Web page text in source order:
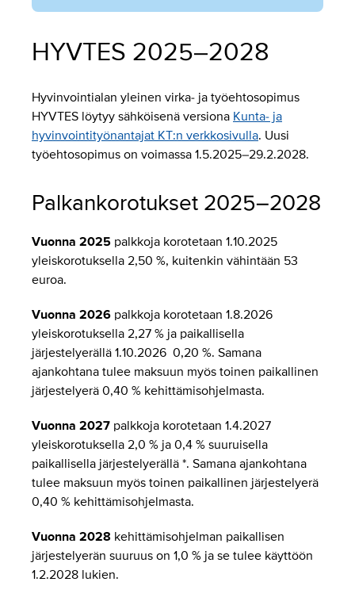
HYVTES 2025–2028
Hyvinvointialan yleinen virka- ja työehtosopimus
HYVTES löytyy sähköisenä versiona Kunta- ja
hyvinvointityönantajat KT:n verkkosivulla. Uusi
työehtosopimus on voimassa 1.5.2025–29.2.2028.
Palkankorotukset 2025–2028
Vuonna 2025 palkkoja korotetaan 1.10.2025
yleiskorotuksella 2,50 %, kuitenkin vähintään 53
euroa.
Vuonna 2026 palkkoja korotetaan 1.8.2026
yleiskorotuksella 2,27 % ja paikallisella
järjestelyerällä 1.10.2026 0,20 %. Samana
ajankohtana tulee maksuun myös toinen paikallinen
järjestelyerä 0,40 % kehittämisohjelmasta.
Vuonna 2027 palkkoja korotetaan 1.4.2027
yleiskorotuksella 2,0 % ja 0,4 % suuruisella
paikallisella järjestelyerällä *. Samana ajankohtana
tulee maksuun myös toinen paikallinen järjestelyerä
0,40 % kehittämisohjelmasta.
Vuonna 2028 kehittämisohjelman paikallisen
järjestelyerän suuruus on 1,0 % ja se tulee käyttöön
1.2.2028 lukien.